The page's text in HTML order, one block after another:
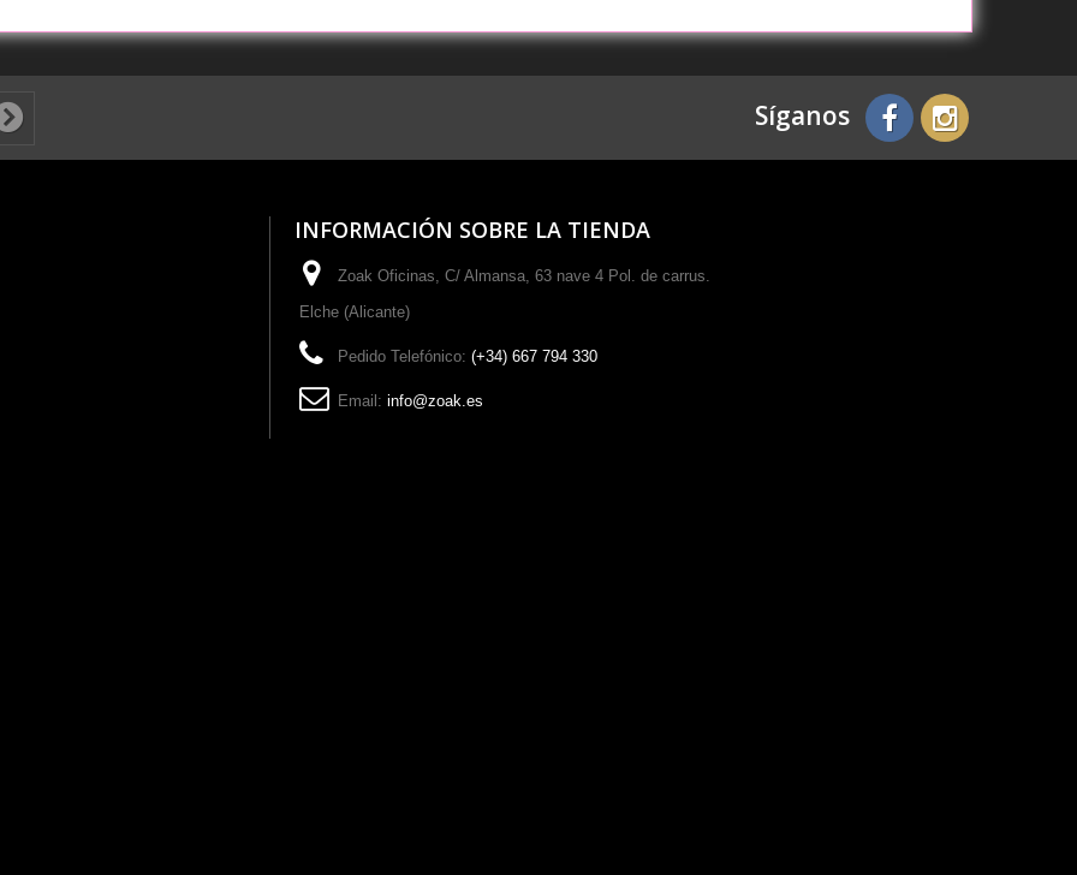
Síganos
INFORMACIÓN SOBRE LA TIENDA
Zoak Oficinas, C/ Almansa, 63 nave 4 Pol. de carrus.
Elche (Alicante)
Pedido Telefónico: (+34) 667 794 330
Email: info@zoak.es